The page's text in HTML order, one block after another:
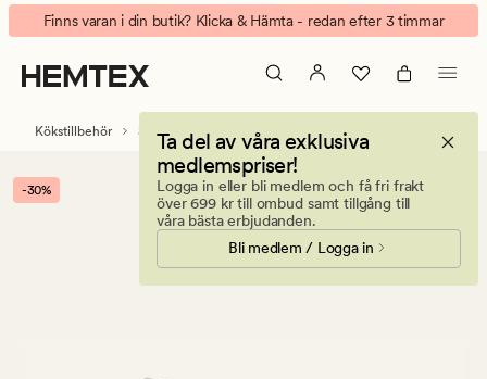
Marble
marmor
bred
Animerad
banner.
Klicka
på
att
pausa.
Finns varan i din butik? Klicka & Hämta - redan efter 3 timmar
Ta del av våra exklusiva
medlemspriser!
Logga in eller bli medlem och få fri frakt
över 699 kr till ombud samt tillgång till
våra bästa erbjudanden.
Bli medlem / Logga in
Kökstillbehör Serveringsfat
-30%